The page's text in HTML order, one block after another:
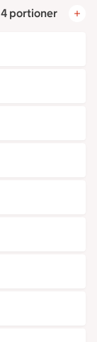
4 portioner